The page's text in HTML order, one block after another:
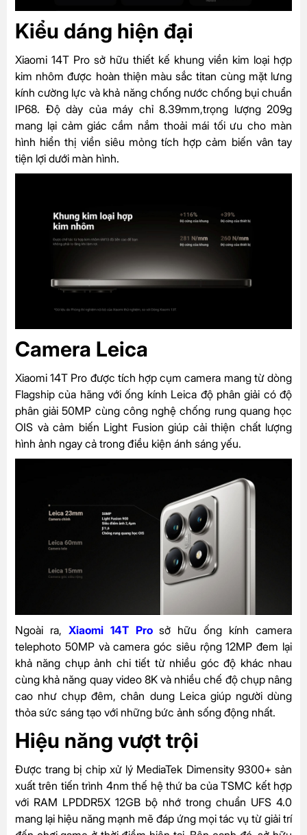
Kiểu dáng hiện đại
Xiaomi 14T Pro sở hữu thiết kế khung viền kim loại hợp
kim nhôm được hoàn thiện màu sắc titan cùng mặt lưng
kính cường lực và khả năng chống nước chống bụi chuẩn
IP68. Độ dày của máy chỉ 8.39mm,trọng lượng 209g
mang lại cảm giác cầm nắm thoải mái tối ưu cho màn
hình hiển thị viền siêu mỏng tích hợp cảm biến vân tay
tiện lợi dưới màn hình.
Camera Leica
Xiaomi 14T Pro được tích hợp cụm camera mang từ dòng
Flagship của hãng với ống kính Leica độ phân giải có độ
phân giải 50MP cùng công nghệ chống rung quang học
OIS và cảm biến Light Fusion giúp cải thiện chất lượng
hình ảnh ngay cả trong điều kiện ánh sáng yếu.
Ngoài ra, Xiaomi 14T Prosở hữu ống kính camera
telephoto 50MP và camera góc siêu rộng 12MP đem lại
khả năng chụp ảnh chi tiết từ nhiều góc độ khác nhau
cùng khả năng quay video 8K và nhiều chế độ chụp nâng
cao như chụp đêm, chân dung Leica giúp người dùng
thỏa sức sáng tạo với những bức ảnh sống động nhất.
Hiệu năng vượt trội
Được trang bị chip xử lý MediaTek Dimensity 9300+ sản
xuất trên tiến trình 4nm thế hệ thứ ba của TSMC kết hợp
với RAM LPDDR5X 12GB bộ nhớ trong chuẩn UFS 4.0
mang lại hiệu năng mạnh mẽ đáp ứng mọi tác vụ từ giải trí